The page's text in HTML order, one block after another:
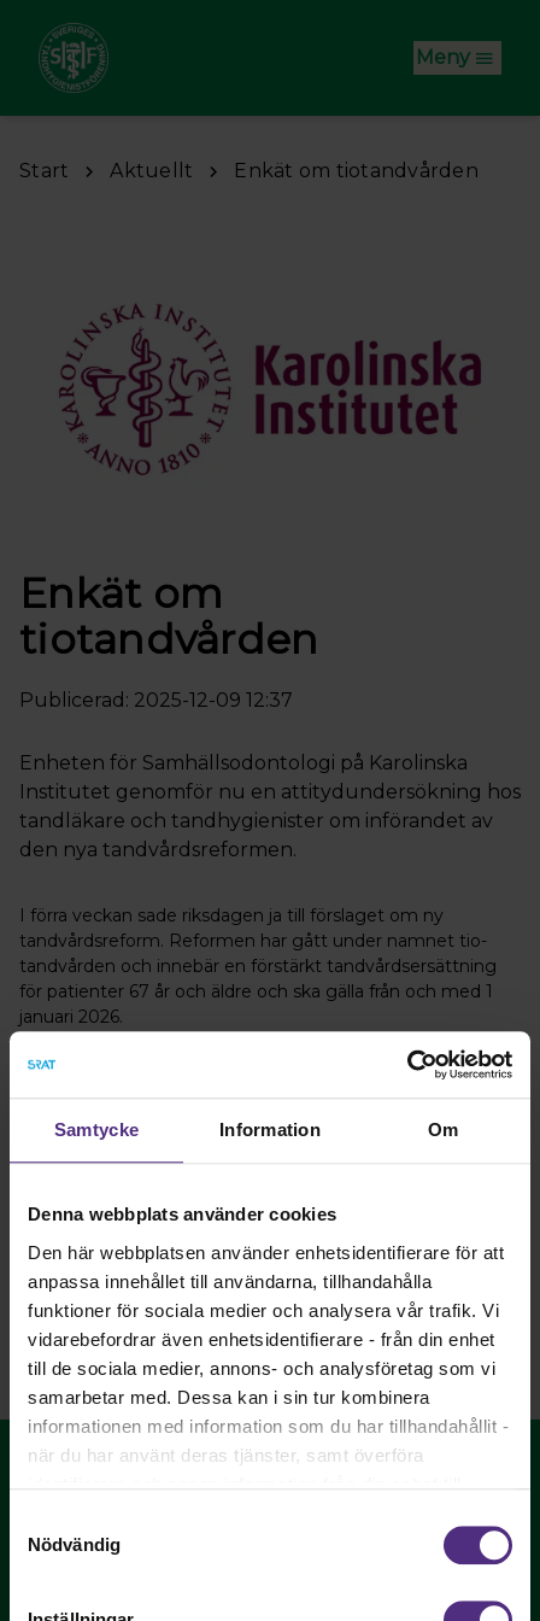
Samtycke Information Om
Denna webbplats använder cookies
Den här webbplatsen använder enhetsidentifierare för att
anpassa innehållet till användarna, tillhandahålla
funktioner för sociala medier och analysera vår trafik. Vi
vidarebefordrar även enhetsidentifierare - från din enhet
till de sociala medier, annons- och analysföretag som vi
samarbetar med. Dessa kan i sin tur kombinera
informationen med information som du har tillhandahållit -
när du har använt deras tjänster, samt överföra
Dock har vi lagt in anonymisering av IP-adress i
förhållande till Google Analytics. Du godkänner våra
cookies vid fortsatt användande av vår webbplats.
Nödvändig
Meny
Start Aktuellt Enkät om tiotandvården
Enkät om
tiotandvården
Publicerad: 2025-12-09 12:37
Enheten för Samhällsodontologi på Karolinska
Institutet genomför nu en attitydundersökning hos
tandläkare och tandhygienister om införandet av
den nya tandvårdsreformen.
I förra veckan sade riksdagen ja till förslaget om ny
tandvårdsreform. Reformen har gått under namnet tio-
tandvården och innebär en förstärkt tandvårdsersättning
för patienter 67 år och äldre och ska gälla från och med 1
januari 2026.
Införandet av en ny reform inom vården påverkar många.
tandhygienister om införandet av den nya
tandvårdsreformen.
Delta i studien genom att läsa mer i bifogat brev och
Nyhet
Sveriges Tandhygienistförening - vi påverkar